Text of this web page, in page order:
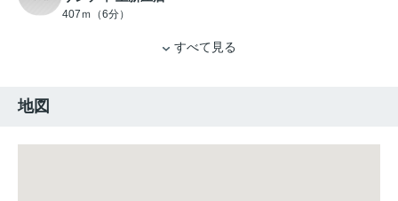
407ｍ（6分）
すべて見る
地図